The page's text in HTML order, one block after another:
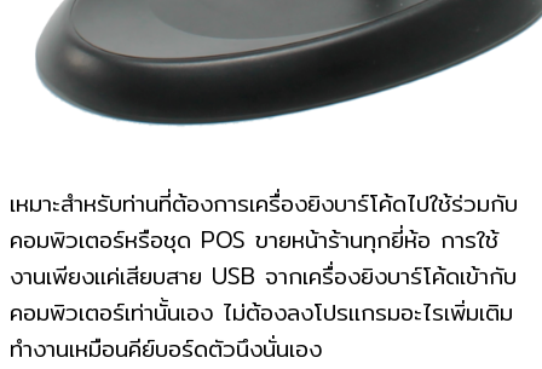
เหมาะสำหรับท่านที่ต้องการเครื่องยิงบาร์โค้ดไปใช้ร่วมกับ
คอมพิวเตอร์หรือชุด POS ขายหน้าร้านทุกยี่ห้อ การใช้
งานเพียงแค่เสียบสาย USB จากเครื่องยิงบาร์โค้ดเข้ากับ
คอมพิวเตอร์เท่านั้นเอง ไม่ต้องลงโปรแกรมอะไรเพิ่มเติม
ทำงานเหมือนคีย์บอร์ดตัวนึงนั่นเอง